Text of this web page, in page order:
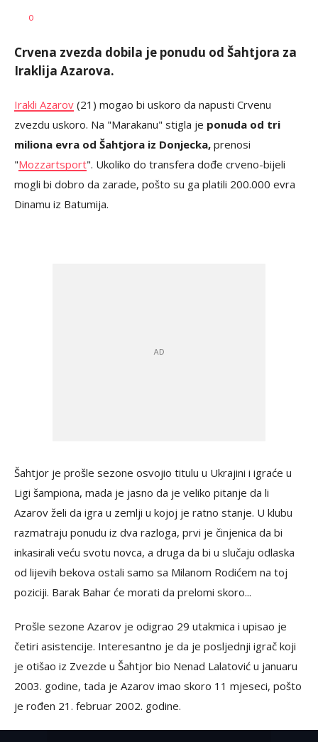
AUTOR
0
Crvena zvezda dobila je ponudu od Šahtjora za
Iraklija Azarova.
Irakli Azarov (21) mogao bi uskoro da napusti Crvenu
zvezdu uskoro. Na "Marakanu" stigla je ponuda od tri
miliona evra od Šahtjora iz Donjecka, prenosi
"Mozzartsport". Ukoliko do transfera dođe crveno-bijeli
mogli bi dobro da zarade, pošto su ga platili 200.000 evra
Dinamu iz Batumija.
Šahtjor je prošle sezone osvojio titulu u Ukrajini i igraće u
Ligi šampiona, mada je jasno da je veliko pitanje da li
Azarov želi da igra u zemlji u kojoj je ratno stanje. U klubu
razmatraju ponudu iz dva razloga, prvi je činjenica da bi
inkasirali veću svotu novca, a druga da bi u slučaju odlaska
od lijevih bekova ostali samo sa Milanom Rodićem na toj
poziciji. Barak Bahar će morati da prelomi skoro...
Prošle sezone Azarov je odigrao 29 utakmica i upisao je
četiri asistencije. Interesantno je da je posljednji igrač koji
je otišao iz Zvezde u Šahtjor bio Nenad Lalatović u januaru
2003. godine, tada je Azarov imao skoro 11 mjeseci, pošto
je rođen 21. februar 2002. godine.